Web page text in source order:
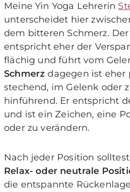
Meine Yin Yoga Lehrerin
unterscheidet hier
dem bitteren Schmerz. Der
entspricht eher der
flächig und führt vom
Schmerz dagegen ist
stechend, im Gelenk oder
hinführend. Er entspricht
und ist ein Zeichen, eine
oder zu verändern.
Nach jeder Position
Relax- oder neutrale
die entspannte